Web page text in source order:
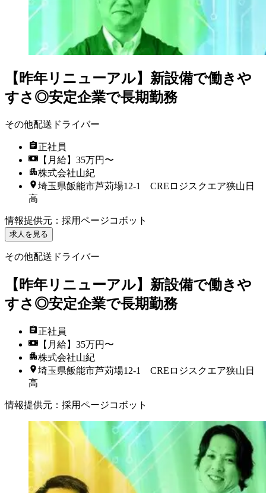
【昨年リニューアル】新設備で働きや
すさ◎安定企業で長期勤務
その他配送ドライバー
正社員
【月給】35万円〜
株式会社山紀
埼玉県飯能市芦苅場12-1 CREロジスクエア狭山日
高
情報提供元 ： 採用ページコボット
求人を見る
その他配送ドライバー
【昨年リニューアル】新設備で働きや
すさ◎安定企業で長期勤務
正社員
【月給】35万円〜
株式会社山紀
埼玉県飯能市芦苅場12-1 CREロジスクエア狭山日
高
情報提供元 ： 採用ページコボット